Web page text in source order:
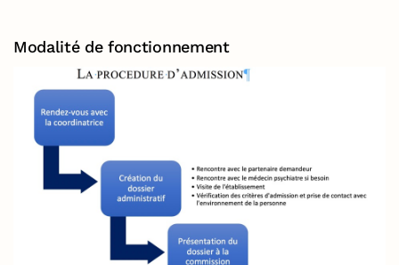
Modalité de fonctionnement